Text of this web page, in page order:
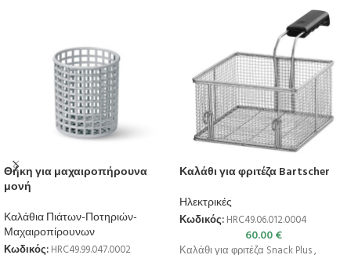
Θήκη για μαχαιροπήρουνα
μονή
Καλάθια Πιάτων-Ποτηριών-
Μαχαιροπίρουνων
Κωδικός: HRC49.99.047.0002
Καλάθι για φριτέζα Bartscher
Ηλεκτρικές
Κωδικός: HRC49.06.012.0004
60.00€
Καλάθι για φριτέζα Snack Plus ,